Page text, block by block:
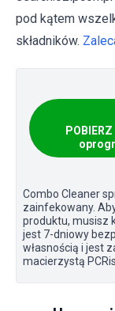
pod kątem
składników.
Combo Cleaner
zainfekowany.
produktu, musisz
jest 7-dniowy
własnością i jest
macierzystą